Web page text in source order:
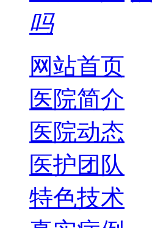
吗
网站首页
医院简介
医院动态
医护团队
特色技术